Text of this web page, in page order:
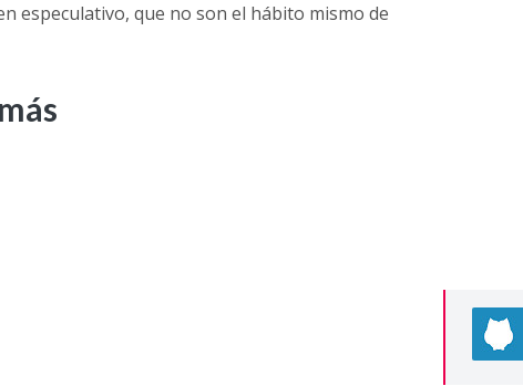
especulativo, que no son el hábito mismo de